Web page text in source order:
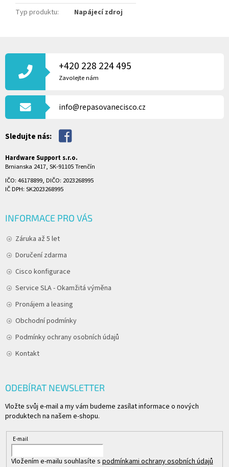
Typ produktu: Napájecí zdroj
Á
T
+420 228 224 495
Zavolejte nám
info@repasovanecisco.cz
Sledujte nás:
Hardware Support s.r.o.
Brnianska 2417, SK-91105 Trenčín
IČO: 46178899, DIČO: 2023268995
IČ DPH: SK2023268995
INFORMACE PRO VÁS
Záruka až 5 let
Doručení zdarma
Cisco konfigurace
Service SLA - Okamžitá výměna
Pronájem a leasing
Obchodní podmínky
Podmínky ochrany osobních údajů
Kontakt
ODEBÍRAT NEWSLETTER
Vložte svůj e-mail a my vám budeme zasílat informace o nových
produktech na našem e-shopu.
E-mail
Vložením e-mailu souhlasíte s podmínkami ochrany osobních údajů